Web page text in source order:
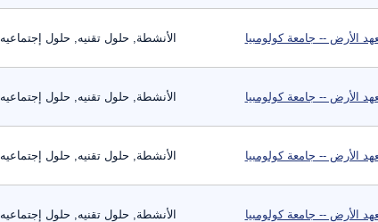
الأرض -- جامعة كولومبيا الأنشطة, حلول تقنيه, حلول إجتماعيه
الأرض -- جامعة كولومبيا الأنشطة, حلول تقنيه, حلول إجتماعيه
الأرض -- جامعة كولومبيا الأنشطة, حلول تقنيه, حلول إجتماعيه
الأرض -- جامعة كولومبيا الأنشطة, حلول تقنيه, حلول إجتماعيه